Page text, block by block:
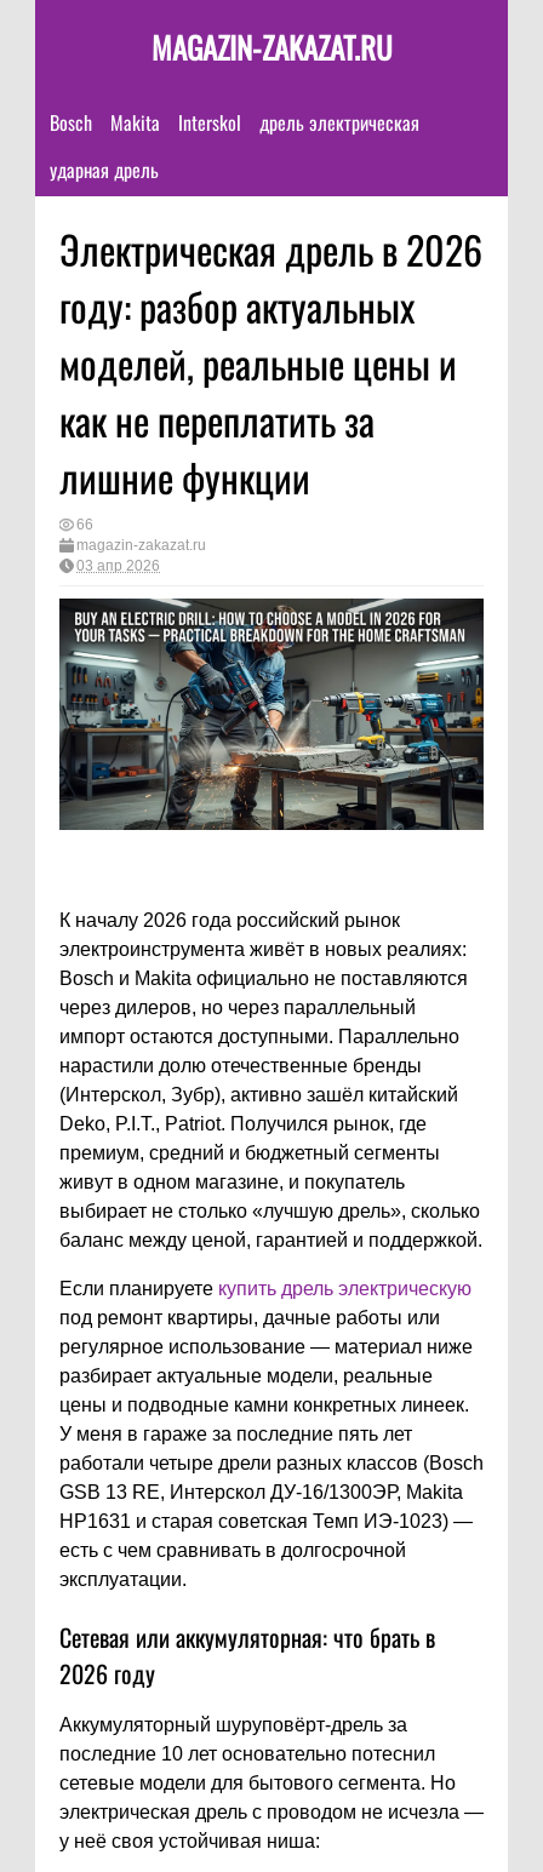
MAGAZIN-ZAKAZAT.RU
Bosch Makita Interskol
дрель электрическая
ударная дрель
Электрическая дрель в 2026
году: разбор актуальных
моделей, реальные цены и
как не переплатить за
лишние функции
66
magazin-zakazat.ru
03 апр 2026
К началу 2026 года российский рынок
электроинструмента живёт в новых реалиях:
Bosch и Makita официально не поставляются
через дилеров, но через параллельный
импорт остаются доступными. Параллельно
нарастили долю отечественные бренды
(Интерскол, Зубр), активно зашёл китайский
Deko, P.I.T., Patriot. Получился рынок, где
премиум, средний и бюджетный сегменты
живут в одном магазине, и покупатель
выбирает не столько «лучшую дрель», сколько
баланс между ценой, гарантией и поддержкой.
Если планируете купить дрель электрическую
под ремонт квартиры, дачные работы или
регулярное использование — материал ниже
разбирает актуальные модели, реальные
цены и подводные камни конкретных линеек.
У меня в гараже за последние пять лет
работали четыре дрели разных классов (Bosch
GSB 13 RE, Интерскол ДУ-16/1300ЭР, Makita
HP1631 и старая советская Темп ИЭ-1023) —
есть с чем сравнивать в долгосрочной
эксплуатации.
Сетевая или аккумуляторная: что брать в
2026 году
Аккумуляторный шуруповёрт-дрель за
последние 10 лет основательно потеснил
сетевые модели для бытового сегмента. Но
электрическая дрель с проводом не исчезла —
у неё своя устойчивая ниша: